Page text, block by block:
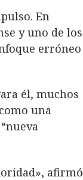
En
y uno de los
erróneo
él, muchos
una
afirmó